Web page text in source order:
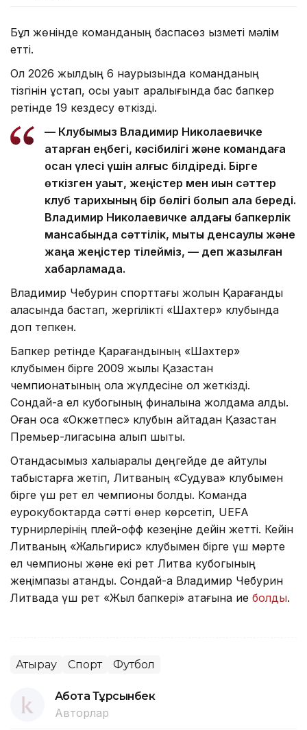
Бұл жөнінде команданың баспасөз қызметі мәлім
етті.
Ол 2026 жылдың 6 наурызында команданың
тізгінін ұстап, осы уақыт аралығында бас бапкер
ретінде 19 кездесу өткізді.
— Клубымыз Владимир Николаевичке
атқарған еңбегі, кәсібилігі және командаға
қосқан үлесі үшін алғыс білдіреді. Бірге
өткізген уақыт, жеңістер мен қиын сәттер
клуб тарихының бір бөлігі болып қала береді.
Владимир Николаевичке алдағы бапкерлік
мансабында сәттілік, мықты денсаулық және
жаңа жеңістер тілейміз, — деп жазылған
хабарламада.
Владимир Чебурин спорттағы жолын Қарағанды
қаласында бастап, жергілікті «Шахтер» клубында
доп тепкен.
Бапкер ретінде Қарағандының «Шахтер»
клубымен бірге 2009 жылы Қазақстан
чемпионатының қола жүлдесіне қол жеткізді.
Сондай-ақ ел кубогының финалына жолдама алды.
Оған қоса «Окжетпес» клубын қайтадан Қазақстан
Премьер-лигасына алып шықты.
Отандасымыз халықаралық деңгейде де айтулы
табыстарға жетіп, Литваның «Судува» клубымен
бірге үш рет ел чемпионы болды. Команда
еурокубоктарда сәтті өнер көрсетіп, UEFA
турнирлерінің плей-офф кезеңіне дейін жетті. Кейін
Литваның «Жальгирис» клубымен бірге үш мәрте
ел чемпионы және екі рет Литва кубогының
жеңімпазы атанды. Сондай-ақ Владимир Чебурин
Литвада үш рет «Жыл бапкері» атағына ие болды.
Атырау Спорт Футбол
Ақбота Тұрсынбек
Авторлар